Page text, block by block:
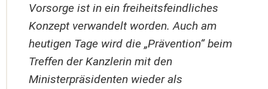
Vorsorge ist in ein freiheitsfeindliches
Konzept verwandelt worden. Auch am
heutigen Tage wird die „Prävention“ beim
Treffen der Kanzlerin mit den
Ministerpräsidenten wieder als